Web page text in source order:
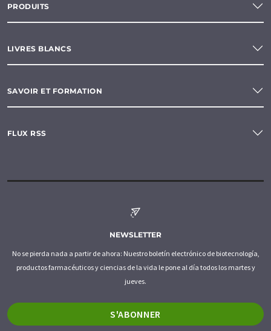
PRODUITS
LIVRES BLANCS
SAVOIR ET FORMATION
FLUX RSS
NEWSLETTER
No se pierda nada a partir de ahora: Nuestro boletín electrónico de biotecnología,
productos farmacéuticos y ciencias de la vida le pone al día todos los martes y
jueves.
S'ABONNER